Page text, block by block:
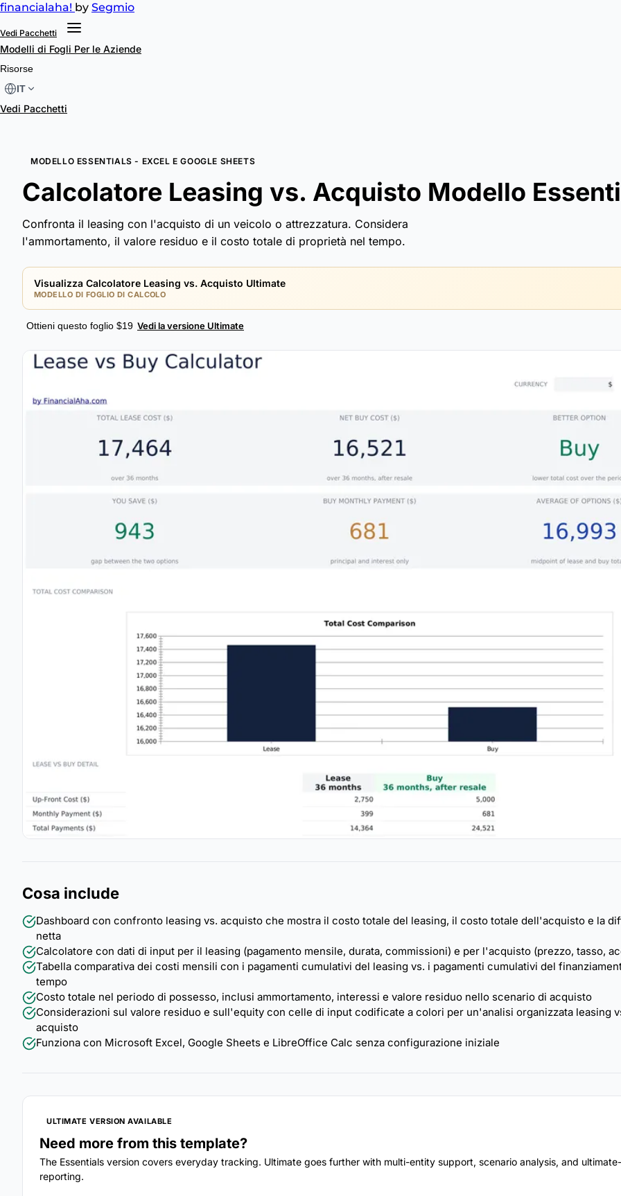
financialaha! by Segmio
Vedi Pacchetti
Modelli di Fogli Per le Aziende
Risorse
IT
Vedi Pacchetti
MODELLO ESSENTIALS - EXCEL E GOOGLE SHEETS
Calcolatore Leasing vs. Acquisto Modello
Confronta il leasing con l'acquisto di un veicolo o attrezzatura. Considera
l'ammortamento, il valore residuo e il costo totale di proprietà nel tempo.
Visualizza Calcolatore Leasing vs. Acquisto Ultimate
MODELLO DI FOGLIO DI CALCOLO
Ottieni questo foglio $19 Vedi la versione Ultimate
Cosa include
Dashboard con confronto leasing vs. acquisto che mostra il costo totale del leasing, il costo totale dell'acquisto e la
netta
Calcolatore con dati di input per il leasing (pagamento mensile, durata, commissioni) e per l'acquisto (prezzo, tasso,
Tabella comparativa dei costi mensili con i pagamenti cumulativi del leasing vs. i pagamenti cumulativi del
tempo
Costo totale nel periodo di possesso, inclusi ammortamento, interessi e valore residuo nello scenario di acquisto
Considerazioni sul valore residuo e sull'equity con celle di input codificate a colori per un'analisi organizzata leasing
acquisto
Funziona con Microsoft Excel, Google Sheets e LibreOffice Calc senza configurazione iniziale
ULTIMATE VERSION AVAILABLE
Need more from this template?
The Essentials version covers everyday tracking. Ultimate goes further with multi-entity support, scenario analysis, and
reporting.